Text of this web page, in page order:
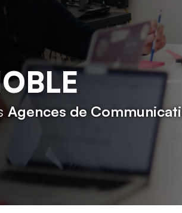
Agences de